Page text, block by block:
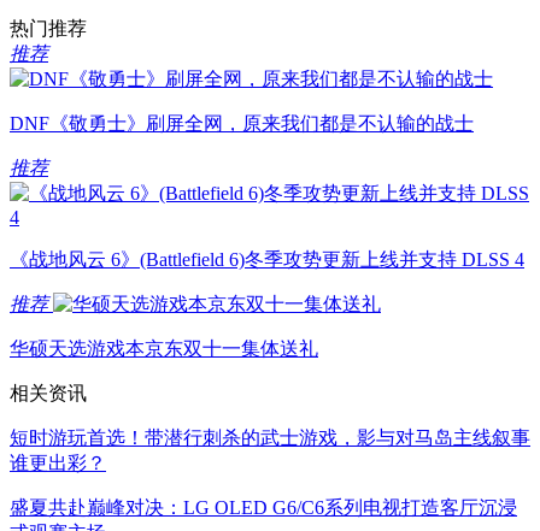
热门推荐
推荐
DNF《敬勇士》刷屏全网，原来我们都是不认输的战士
推荐
《战地风云 6》(Battlefield 6)冬季攻势更新上线并支持 DLSS 4
推荐
华硕天选游戏本京东双十一集体送礼
相关资讯
短时游玩首选！带潜行刺杀的武士游戏，影与对马岛主线叙事
谁更出彩？
盛夏共赴巅峰对决：LG OLED G6/C6系列电视打造客厅沉浸